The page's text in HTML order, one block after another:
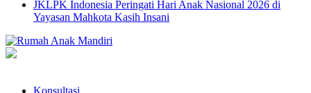
JKLPK Indonesia Peringati Hari Anak Nasional 2026 di
Yayasan Mahkota Kasih Insani
Konsultasi